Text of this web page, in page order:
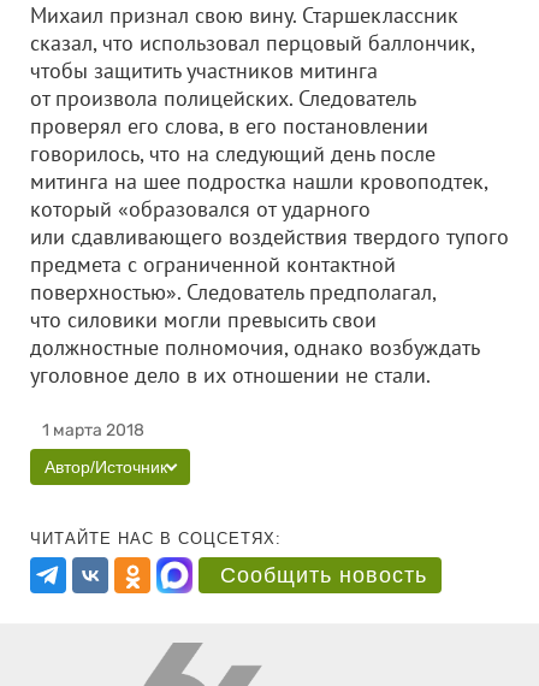
Михаил признал свою вину. Старшеклассник
сказал, что использовал перцовый баллончик,
чтобы защитить участников митинга
от произвола полицейских. Следователь
проверял его слова, в его постановлении
говорилось, что на следующий день после
митинга на шее подростка нашли кровоподтек,
который «образовался от ударного
или сдавливающего воздействия твердого тупого
предмета с ограниченной контактной
поверхностью». Следователь предполагал,
что силовики могли превысить свои
должностные полномочия, однако возбуждать
уголовное дело в их отношении не стали.
1 марта 2018
Автор/Источник
ЧИТАЙТЕ НАС В СОЦСЕТЯХ:
Сообщить новость